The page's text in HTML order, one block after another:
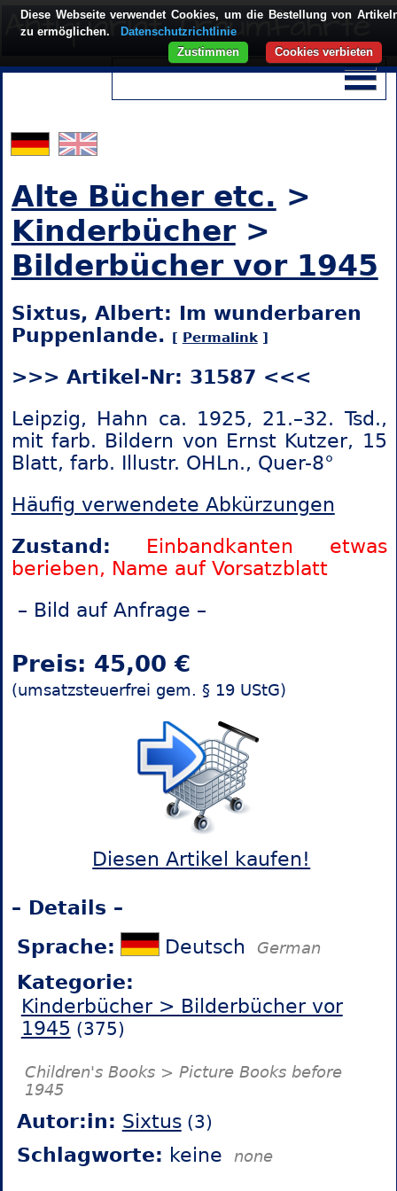
Alte Bücher etc. >
Kinderbücher>
Bilderbücher vor 1945
Sixtus, Albert: Im wunderbaren
Puppenlande. [ Permalink]
>>> Artikel-Nr: 31587 <<<
Leipzig, Hahn ca. 1925, 21.–32. Tsd.,
mit farb. Bildern von Ernst Kutzer, 15
Blatt, farb. Illustr. OHLn., Quer-8°
Häufig verwendete Abkürzungen
Zustand:
Einbandkanten etwas
berieben, Name auf Vorsatzblatt
– Bild auf Anfrage –
Preis: 45,00 €
(umsatzsteuerfrei gem. § 19 UStG)
Diesen Artikel kaufen!
– Details –
Sprache:
Deutsch German
Kategorie:
Kinderbücher > Bilderbücher vor
1945 (375)
Children's Books > Picture Books before
1945
Autor:in: Sixtus(3)
Schlagworte: keine none
Diese Webseite verwendet Cookies, um die Bestellung von
zu ermöglichen.
Datenschutzrichtlinie
Cookies verbieten
Zustimmen